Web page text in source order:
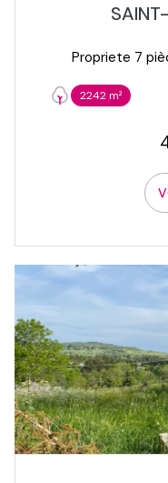
2242 m²